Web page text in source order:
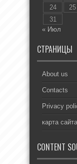
24
25
31
« Июл
СТРАНИЦЫ
About us
Contacts
Privacy
карта сайта
CONTENT